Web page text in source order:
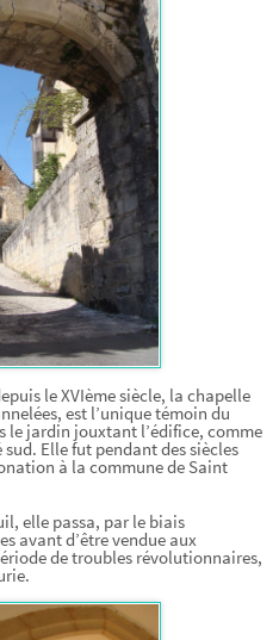
le XVIème siècle, la chapelle
est l’unique témoin du
le jardin jouxtant l’édifice, comme
Elle fut pendant des siècles
à la commune de Saint
elle passa, par le biais
avant d’être vendue aux
de troubles révolutionnaires,